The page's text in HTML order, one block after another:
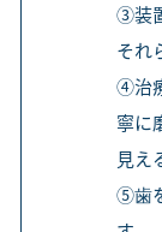
③装
それ
④治
寧に
見え
⑤歯